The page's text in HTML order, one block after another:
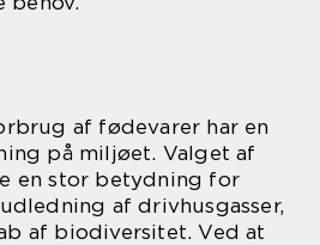
af fødevarer har en
på miljøet. Valget af
en stor betydning for
af drivhusgasser,
af biodiversitet. Ved at